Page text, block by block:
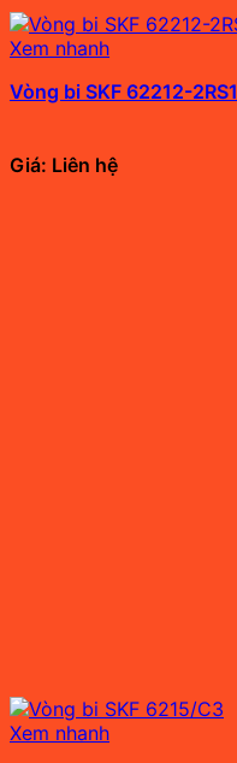
Xem nhanh
Vòng bi SKF 62212-2RS1
Giá: Liên hệ
Xem nhanh